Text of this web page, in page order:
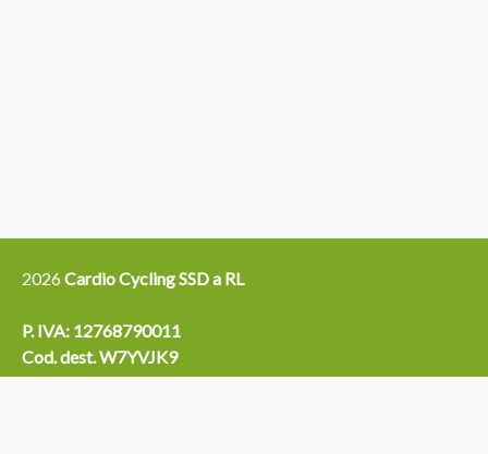
2026Cardio Cycling SSD a RL
P. IVA: 12768790011
Cod. dest. W7YVJK9